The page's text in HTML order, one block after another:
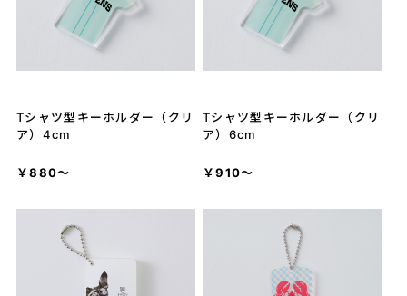
Tシャツ型キーホルダー（クリ
ア）4cm
￥880～
Tシャツ型キーホルダー（クリ
ア）6cm
￥910～